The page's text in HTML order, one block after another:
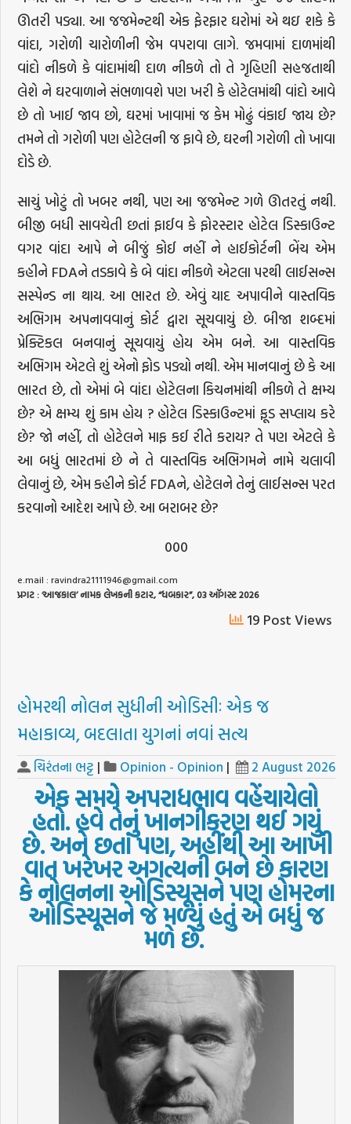
ઊતરી પડ્યા. આ જજમેન્ટથી એક ફેરફાર ઘરોમાં એ થઇ શકે કે
વાંદા, ગરોળી ચારોળીની જેમ વપરાવા લાગે. જમવામાં દાળમાંથી
વાંદો નીકળે કે વાંદામાંથી દાળ નીકળે તો તે ગૃહિણી સહજતાથી
લેશે ને ઘરવાળાને સંભળાવશે પણ ખરી કે હોટેલમાંથી વાંદો આવે
છે તો ખાઈ જાવ છો, ઘરમાં ખાવામાં જ કેમ મોઢું વંકાઈ જાય છે?
તમને તો ગરોળી પણ હોટેલની જ ફાવે છે, ઘરની ગરોળી તો ખાવા
દોડે છે.
સાચું ખોટું તો ખબર નથી, પણ આ જજમેન્ટ ગળે ઊતરતું નથી.
બીજી બધી સાવચેતી છતાં ફાઈવ કે ફોરસ્ટાર હોટેલ ડિસ્કાઉન્ટ
વગર વાંદા આપે ને બીજું કોઈ નહીં ને હાઈકોર્ટની બેંચ એમ
કહીને FDAને તડકાવે કે બે વાંદા નીકળે એટલા પરથી લાઈસન્સ
સસ્પેન્ડ ના થાય. આ ભારત છે. એવું યાદ અપાવીને વાસ્તવિક
અભિગમ અપનાવવાનું કોર્ટ દ્વારા સૂચવાયું છે. બીજા શબ્દમાં
પ્રેક્ટિકલ બનવાનું સૂચવાયું હોય એમ બને. આ વાસ્તવિક
અભિગમ એટલે શું એનો ફોડ પડ્યો નથી. એમ માનવાનું છે કે આ
ભારત છે, તો એમાં બે વાંદા હોટેલના કિચનમાંથી નીકળે તે ક્ષમ્ય
છે? એ ક્ષમ્ય શું કામ હોય ? હોટેલ ડિસ્કાઉન્ટમાં ફૂડ સપ્લાય કરે
છે? જો નહીં, તો હોટેલને માફ કઈ રીતે કરાય? તે પણ એટલે કે
આ બધું ભારતમાં છે ને તે વાસ્તવિક અભિગમને નામે ચલાવી
લેવાનું છે, એમ કહીને કોર્ટ FDAને, હોટેલને તેનું લાઈસન્સ પરત
કરવાનો આદેશ આપે છે. આ બરાબર છે?
000
e.mail :ravindra21111946@gmail.com
પ્રગટ : ‘આજકાલ’નામકલેખકનીકટાર, “ધબકાર”, 03ઑગસ્ટ2026
19 Post Views
હોમરથી નોલન સુધીની ઓડિસીઃ એક જ
મહાકાવ્ય, બદલાતા યુગનાં નવાં સત્ય
ચિરંતના ભટ્ટ | Opinion - Opinion | 2 August 2026
એકસમયેઅપરાધભાવવહેંચાયેલો
હતો.હવેતેનુંખાનગીકરણથઈગયું
છે.અને છતાંપણ,અહીંથીઆઆખી
વાતખરેખરઅગત્યનીબને છેકારણ
કેનોલનનાઓડિસ્યૂસનેપણહોમરના
ઓડિસ્યૂસનેજેમળ્યુંહતુંએબધુંજ
મળે છે.